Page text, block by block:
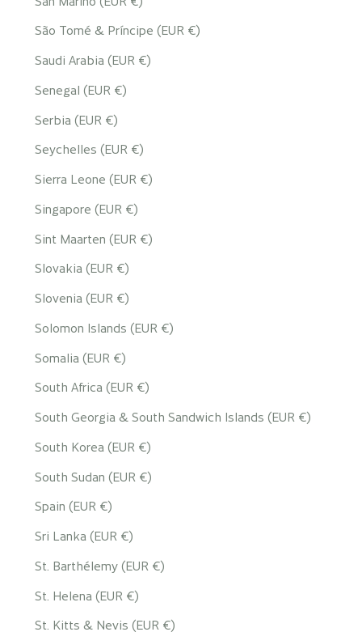
São Tomé & Príncipe (EUR €)
Saudi Arabia (EUR €)
Senegal (EUR €)
Serbia (EUR €)
Seychelles (EUR €)
Sierra Leone (EUR €)
Singapore (EUR €)
Sint Maarten (EUR €)
Slovakia (EUR €)
Slovenia (EUR €)
Solomon Islands (EUR €)
Somalia (EUR €)
South Africa (EUR €)
South Georgia & South Sandwich Islands (EUR €)
South Korea (EUR €)
South Sudan (EUR €)
Spain (EUR €)
Sri Lanka (EUR €)
St. Barthélemy (EUR €)
St. Helena (EUR €)
St. Kitts & Nevis (EUR €)